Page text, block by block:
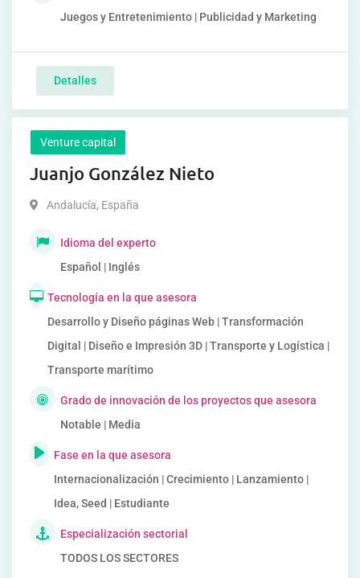
Juegos y Entretenimiento | Publicidad y Marketing
Detalles
Venture capital
Juanjo González Nieto
Andalucía, España
Idioma del experto
Español | Inglés
Tecnología en la que asesora
Desarrollo y Diseño páginas Web | Transformación
Digital | Diseño e Impresión 3D | Transporte y Logística |
Transporte marítimo
Grado de innovación de los proyectos que asesora
Notable | Media
Fase en la que asesora
Internacionalización | Crecimiento | Lanzamiento |
Idea, Seed | Estudiante
Especialización sectorial
TODOS LOS SECTORES